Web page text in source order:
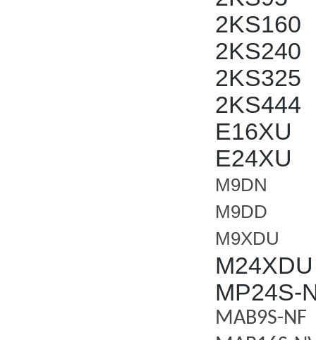
2KS160
2KS240
2KS325
2KS444
E16XU
E24XU
M9DN
M9DD
M9XDU
M24XDU
MP24S-
MAB9S-NF